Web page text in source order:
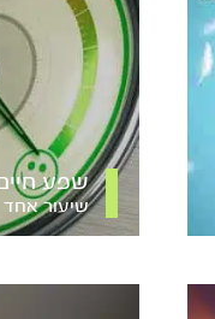
שפע
שיעור אחד